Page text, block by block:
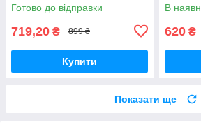
Готово до відправки
719,20 ₴ 899 ₴
Купити
В
620 ₴
Показати ще